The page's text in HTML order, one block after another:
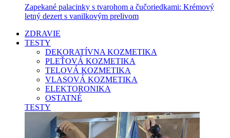
Zapekané palacinky s tvarohom a čučoriedkami: Krémový
letný dezert s vanilkovým prelivom
ZDRAVIE
TESTY
DEKORATÍVNA KOZMETIKA
PLEŤOVÁ KOZMETIKA
TELOVÁ KOZMETIKA
VLASOVÁ KOZMETIKA
ELEKTORONIKA
OSTATNÉ
TESTY